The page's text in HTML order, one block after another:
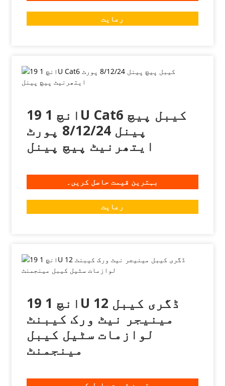
رعایت
19 انچ 1U Cat6 کیبل پیچ
پینل 8/12/24 پورٹ
ایتھرنیٹ پیچ پینل
بہترین قیمت حاصل کریں۔
رعایت
19 انچ 1U 12 ڈگری کیبل
مینیجر نیٹ ورک کیبنٹ
لوازمات سٹیل کیبل
مینجمنٹ